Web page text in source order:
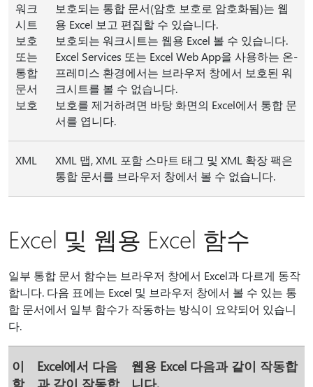
워크
시트
보호
또는
통합
문서
보호
보호되는 통합 문서(암호 보호로 암호화됨)는 웹
용 Excel 보고 편집할 수 있습니다.
보호되는 워크시트는 웹용 Excel 볼 수 있습니다.
Excel Services 또는 Excel Web App을 사용하는 온-
프레미스 환경에서는 브라우저 창에서 보호된 워
크시트를 볼 수 없습니다.
보호를 제거하려면 바탕 화면의 Excel에서 통합 문
서를 엽니다.
XML
XML 맵, XML 포함 스마트 태그 및 XML 확장 팩은
통합 문서를 브라우저 창에서 볼 수 없습니다.
Excel 및 웹용 Excel 함수
일부 통합 문서 함수는 브라우저 창에서 Excel과 다르게 동작
합니다. 다음 표에는 Excel 및 브라우저 창에서 볼 수 있는 통
합 문서에서 일부 함수가 작동하는 방식이 요약되어 있습니
다.
이
함
Excel에서 다음
과 같이 작동합
웹용 Excel 다음과 같이 작동합
니다.